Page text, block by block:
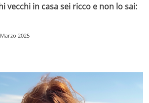
vecchi in casa sei ricco e non lo sai:
2025